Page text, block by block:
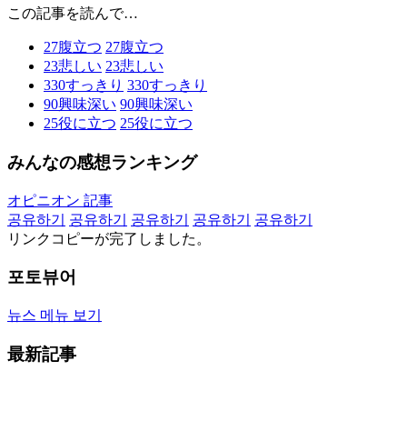
この記事を読んで…
27腹立つ 27腹立つ
23悲しい 23悲しい
330すっきり 330すっきり
90興味深い 90興味深い
25役に立つ 25役に立つ
みんなの感想ランキング
オピニオン 記事
공유하기
공유하기 공유하기 공유하기
공유하기
リンクコピーが完了しました。
포토뷰어
뉴스 메뉴 보기
最新記事